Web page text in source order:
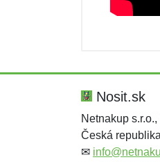
Správa*
Správa*
Nosit.sk
Netnakup
Česká republika
✉